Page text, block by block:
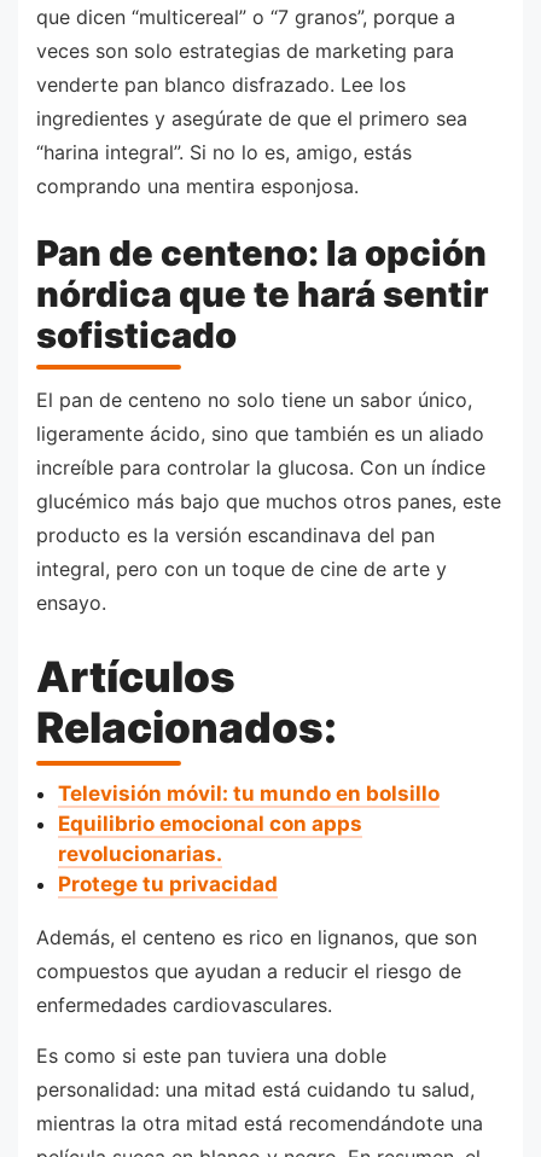
que dicen “multicereal” o “7 granos”, porque a
veces son solo estrategias de marketing para
venderte pan blanco disfrazado. Lee los
ingredientes y asegúrate de que el primero sea
“harina integral”. Si no lo es, amigo, estás
comprando una mentira esponjosa.
Pan de centeno: la opción
nórdica que te hará sentir
sofisticado
El pan de centeno no solo tiene un sabor único,
ligeramente ácido, sino que también es un aliado
increíble para controlar la glucosa. Con un índice
glucémico más bajo que muchos otros panes, este
producto es la versión escandinava del pan
integral, pero con un toque de cine de arte y
ensayo.
Artículos
Relacionados:
Televisión móvil: tu mundo en bolsillo
Equilibrio emocional con apps
revolucionarias.
Protege tu privacidad
Además, el centeno es rico en lignanos, que son
compuestos que ayudan a reducir el riesgo de
enfermedades cardiovasculares.
Es como si este pan tuviera una doble
personalidad: una mitad está cuidando tu salud,
mientras la otra mitad está recomendándote una